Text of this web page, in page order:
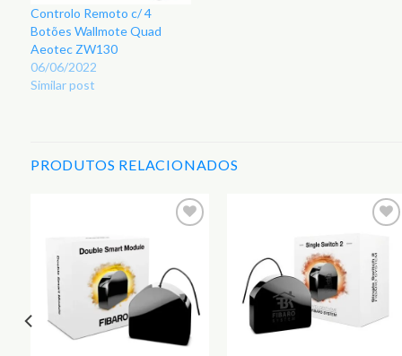
Controlo Remoto c/ 4
Botões Wallmote Quad
Aeotec ZW130
06/06/2022
Similar post
PRODUTOS RELACIONADOS
aos
Favoritos